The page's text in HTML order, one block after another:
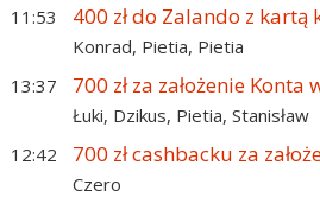
11:53
Konrad, Pietia, Pietia
13:37
Łuki, Dzikus, Pietia, Stanisław
12:42
Czero